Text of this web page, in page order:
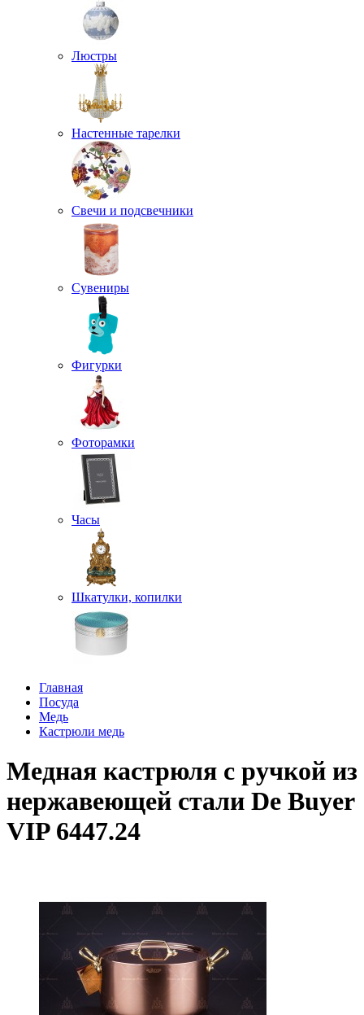
Люстры
Настенные тарелки
Свечи и подсвечники
Сувениры
Фигурки
Фоторамки
Часы
Шкатулки, копилки
Главная
Посуда
Медь
Кастрюли медь
Медная кастрюля с ручкой из
нержавеющей стали De Buyer
VIP 6447.24